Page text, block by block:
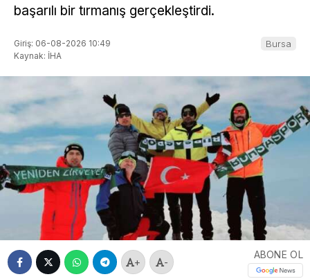
başarılı bir tırmanış gerçekleştirdi.
Giriş: 06-08-2026 10:49
Kaynak: İHA
Bursa
+ -
ABONE OL